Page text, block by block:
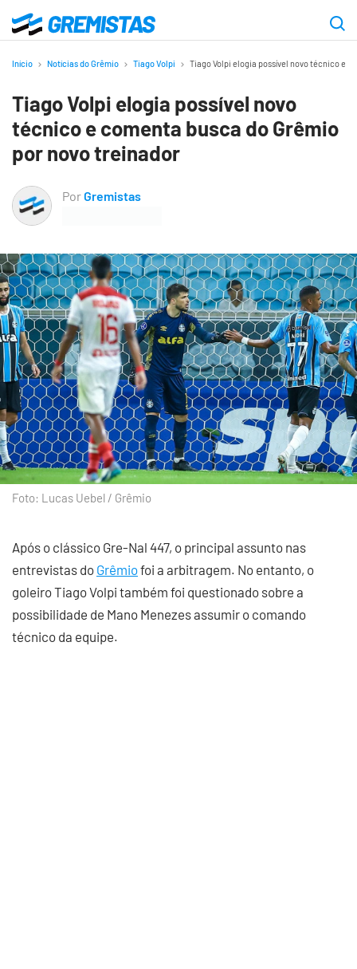
para
principal
Gremistas
Início Notícias do Grêmio Tiago Volpi Tiago Volpi elogia possível novo técnico e
Tiago Volpi elogia possível novo
técnico e comenta busca do Grêmio
por novo treinador
PorGremistas
Foto: Lucas Uebel / Grêmio
Após o clássico Gre-Nal 447, o principal assunto nas
entrevistas do Grêmiofoi a arbitragem. No entanto, o
goleiro Tiago Volpi também foi questionado sobre a
possibilidade de Mano Menezes assumir o comando
técnico da equipe.